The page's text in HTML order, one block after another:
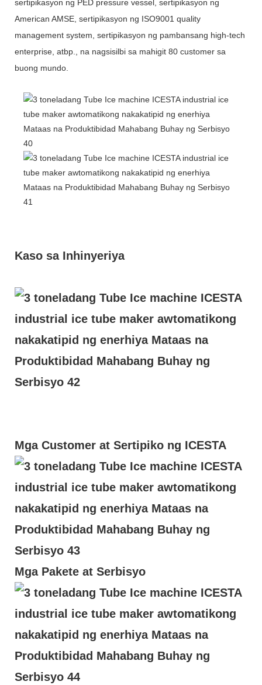
sertipikasyon ng PED pressure vessel, sertipikasyon ng
American AMSE, sertipikasyon ng ISO9001 quality
management system, sertipikasyon ng pambansang high-tech
enterprise, atbp., na nagsisilbi sa mahigit 80 customer sa
buong mundo.
Kaso sa Inhinyeriya
Mga Customer at Sertipiko ng ICESTA
Mga Pakete at Serbisyo